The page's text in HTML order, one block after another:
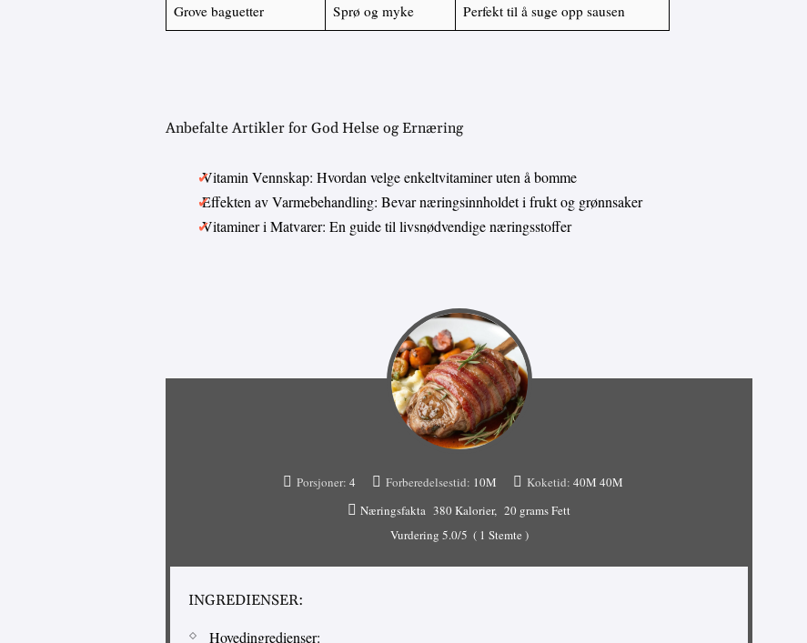
Grove baguetter Sprø og myke Perfekt til å suge opp sausen
Anbefalte Artikler for God Helse og Ernæring
Vitamin Vennskap: Hvordan velge enkeltvitaminer uten å bomme
Effekten av Varmebehandling: Bevar næringsinnholdet i frukt og grønnsaker
Vitaminer i Matvarer: En guide til livsnødvendige næringsstoffer
Porsjoner: 4 Forberedelsestid: 10M Koketid: 40M 40M
Næringsfakta 380 Kalorier
20 grams Fett
Vurdering 5.0/5 ( 1 Stemte )
INGREDIENSER:
Hovedingredienser: